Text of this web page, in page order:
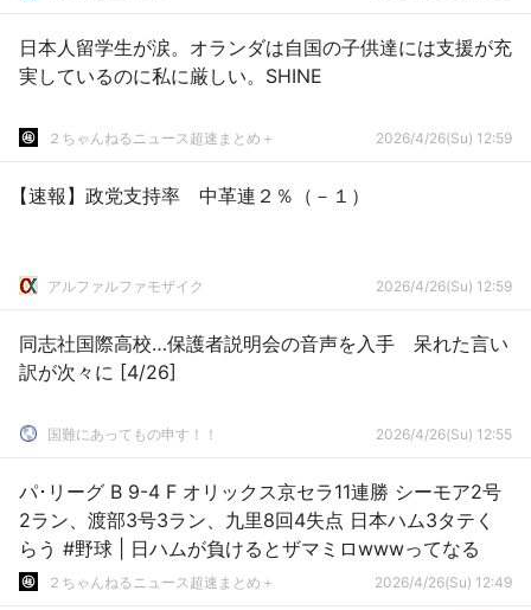
日本人留学生が涙。オランダは自国の子供達には支援が充
実しているのに私に厳しい。SHINE
２ちゃんねるニュース超速まとめ＋ 2026/4/26(Su) 12:59
【速報】政党支持率 中革連２％（－１）
アルファルファモザイク 2026/4/26(Su) 12:59
同志社国際高校…保護者説明会の音声を入手 呆れた言い
訳が次々に [4/26]
国難にあってもの申す！！ 2026/4/26(Su) 12:55
パ･リーグ B 9-4 F オリックス京セラ11連勝 シーモア2号
2ラン、渡部3号3ラン、九里8回4失点 日本ハム3タテく
らう #野球 | 日ハムが負けるとザマミロwwwってなる
２ちゃんねるニュース超速まとめ＋ 2026/4/26(Su) 12:49